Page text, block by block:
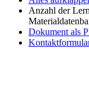
Anzahl der
Dokument als